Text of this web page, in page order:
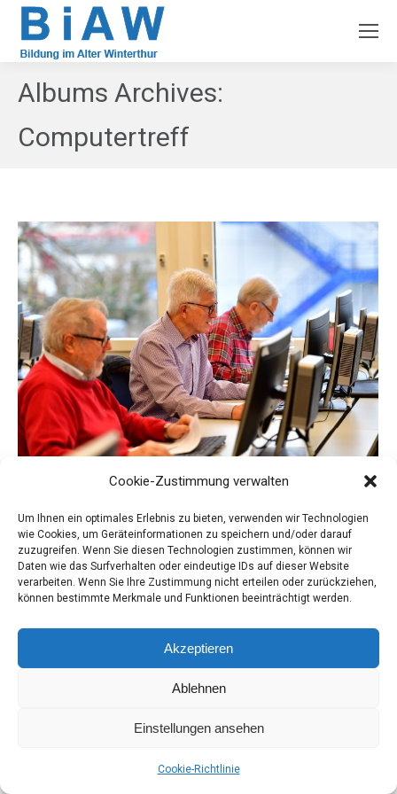
Cookie-Zustimmung verwalten
Um Ihnen ein optimales Erlebnis zu bieten, verwenden wir Technologien
wie Cookies, um Geräteinformationen zu speichern und/oder darauf
zuzugreifen. Wenn Sie diesen Technologien zustimmen, können wir
Daten wie das Surfverhalten oder eindeutige IDs auf dieser Website
verarbeiten. Wenn Sie Ihre Zustimmung nicht erteilen oder zurückziehen,
können bestimmte Merkmale und Funktionen beeinträchtigt werden.
Akzeptieren
Ablehnen
Einstellungen ansehen
Cookie-Richtlinie
Albums Archives:
Computertreff
Computertreff
Computertreff Vonadmin 20. November 2017
BiAW 2026